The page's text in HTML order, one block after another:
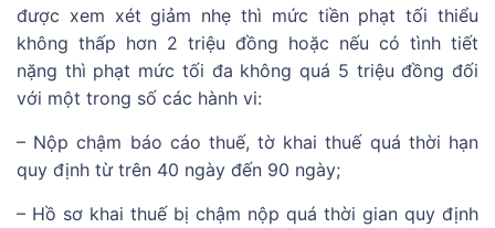
được xem xét giảm nhẹ thì mức tiền phạt tối thiểu
không thấp hơn 2 triệu đồng hoặc nếu có tình tiết
nặng thì phạt mức tối đa không quá 5 triệu đồng đối
với một trong số các hành vi:
– Nộp chậm báo cáo thuế, tờ khai thuế quá thời hạn
quy định từ trên 40 ngày đến 90 ngày;
– Hồ sơ khai thuế bị chậm nộp quá thời gian quy định